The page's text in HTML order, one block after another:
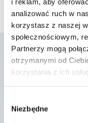
i reklam, aby
analizować ruch w
korzystasz z naszej
społecznościowym,
Partnerzy mogą
otrzymanymi od
korzystania z ich
zgody
Niezbędne
Lista